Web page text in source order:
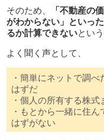
そのため、
「不動産の
がわからない」といっ
るか計算できないとい
よく聞く声として、
・簡単にネットで調
はずだ
・個人の所有する株
・もとから一緒に住
はずがない